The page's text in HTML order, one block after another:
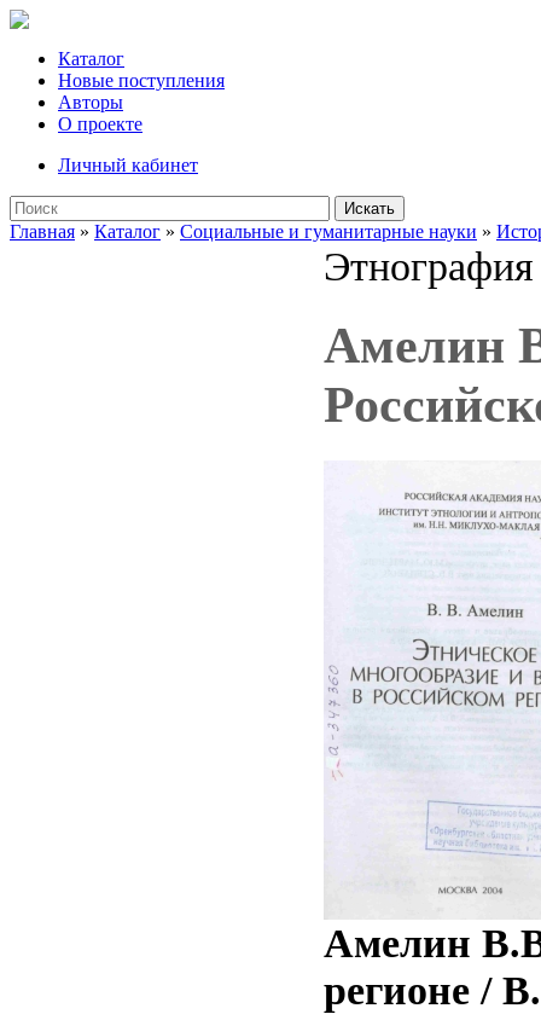
Каталог
Новые поступления
Авторы
О проекте
Личный кабинет
Искать
Главная » Каталог » Социальные и гуманитарные науки »
Этнография
Амелин
Амелин
регионе /